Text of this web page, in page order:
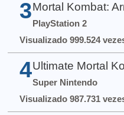
3 Mortal Kombat:
PlayStation 2
Visualizado 999.524
4 Ultimate Mortal
Super Nintendo
Visualizado 987.731